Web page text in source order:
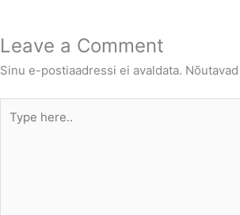
Leave a Comment
Sinu e-postiaadressi ei avaldata.
here..